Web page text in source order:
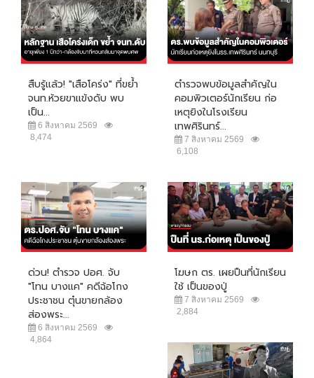
สืบรู้แล้ว! "เสือโคร่ง" ที่ขย้ำ
จนท.ห้วยขาแข้งดับ พบ
เป็น...
6 สิงหาคม 2569
8,474
ตำรวจพบข้อมูลสำคัญใน
คอมพิวเตอร์นักเรียน ก่อ
เหตุยิงในโรงเรียน
เทพศิรินทร์...
7 สิงหาคม 2569
6,108
ด่วน! ตำรวจ ปอศ. จับ
"โทน บางแค" คดีฉ้อโกง
ประชาชน ตุ๋นขายกล้อง
ส่องพระ...
6 สิงหาคม 2569
4,864
โฆษก ตร. เผยปืนที่นักเรียน
ใช้ เป็นของปู่
7 สิงหาคม 2569
2,884